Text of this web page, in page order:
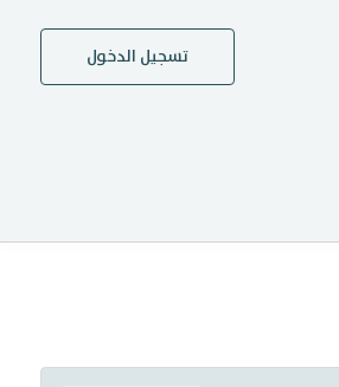
تسجيل الدخول